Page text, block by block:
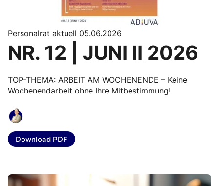
Personalrat aktuell 05.06.2026
NR. 12 | JUNI II 2026
TOP-THEMA: ARBEIT AM WOCHENENDE – Keine
Wochenendarbeit ohne Ihre Mitbestimmung!
Download PDF